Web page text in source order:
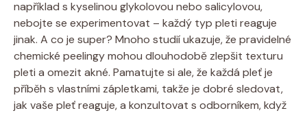
například s kyselinou glykolovou nebo salicylovou,
nebojte se experimentovat – každý typ pleti reaguje
jinak. A co je super? Mnoho studií ukazuje, že pravidelné
chemické peelingy mohou dlouhodobě zlepšit texturu
pleti a omezit akné. Pamatujte si ale, že každá pleť je
příběh s vlastními zápletkami, takže je dobré sledovat,
jak vaše pleť reaguje, a konzultovat s odborníkem, když